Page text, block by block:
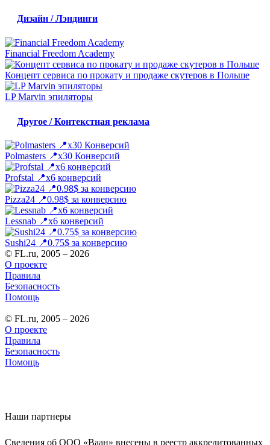
Дизайн / Лэндинги
Financial Freedom Academy
Концепт сервиса по прокату и продаже скутеров в Польше
LP Marvin эпиляторы
Другое / Контекстная реклама
Polmasters 📍x30 Конверсий
Profstal 📍х6 конверсий
Pizza24 📍0.98$ за конверсию
Lessnab 📍x6 конверсий
Sushi24 📍0.75$ за конверсию
© FL.ru, 2005 – 2026
О проекте
Правила
Безопасность
Помощь
© FL.ru, 2005 – 2026
О проекте
Правила
Безопасность
Помощь
Наши партнеры
Сведения об ООО «Ваан» внесены в реестр аккредитованных